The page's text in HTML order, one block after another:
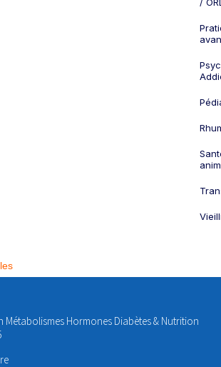
Métabolismes Hormones Diabètes & Nutrition